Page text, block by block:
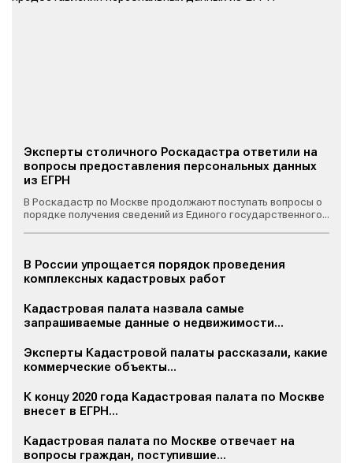
Эксперты столичного Роскадастра ответили на
вопросы предоставления персональных данных
из ЕГРН
В Роскадастр по Москве продолжают поступать вопросы о
порядке получения сведений из Единого государственного...
В России упрощается порядок проведения
комплексных кадастровых работ
Кадастровая палата назвала самые
запрашиваемые данные о недвижимости...
Эксперты Кадастровой палаты рассказали, какие
коммерческие объекты...
К концу 2020 года Кадастровая палата по Москве
внесет в ЕГРН...
Кадастровая палата по Москве отвечает на
вопросы граждан, поступившие...